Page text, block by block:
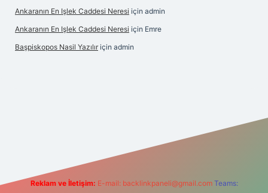
Ankaranın En Işlek Caddesi Neresi için admin
Ankaranın En Işlek Caddesi Neresi için Emre
Başpiskopos Nasil Yazılır için admin
Reklam ve İletişim: E-mail: backlinkpaneli@gmail.com Teams: